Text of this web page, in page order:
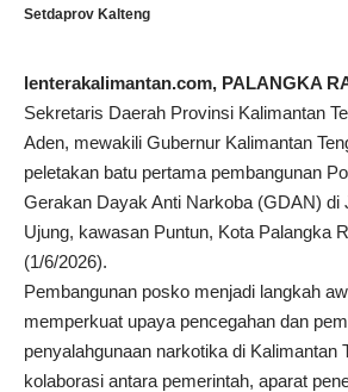
Setdaprov Kalteng
lenterakalimantan.com, PALANGKA
Sekretaris Daerah Provinsi Kalimantan
Aden, mewakili Gubernur Kalimantan
peletakan batu pertama pembangunan
Gerakan Dayak Anti Narkoba (GDAN) di
Ujung, kawasan Puntun, Kota Palangka
(1/6/2026).
Pembangunan posko menjadi langkah
memperkuat upaya pencegahan dan
penyalahgunaan narkotika di Kalimantan
kolaborasi antara pemerintah, aparat